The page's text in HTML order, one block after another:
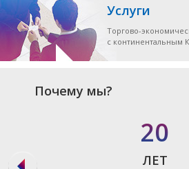
Услуги
Торгово-
с континентальным
Почему мы?
20
ЛЕТ